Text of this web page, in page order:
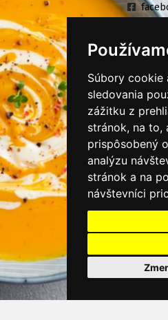
Súbory cookie
sledovania
zážitku z
stránok, na to,
prispôsobený
analýzu
stránok a na
návštevníciCookies
Moje
Pridať
Cenník